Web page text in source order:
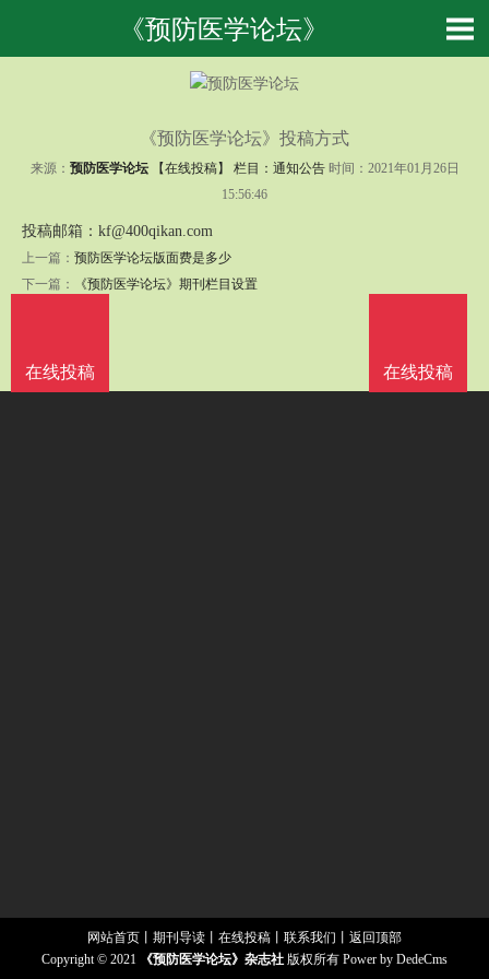
《预防医学论坛》
《预防医学论坛》投稿方式
来源： 预防医学论坛 【在线投稿】 栏目： 通知公告时间：2021年01月26日
15:56:46
投稿邮箱： kf@400qikan.com
上一篇： 预防医学论坛版面费是多少
下一篇：
《预防医学论坛》期刊栏目设置
网站首页 期刊导读 在线投稿 联系我们
返回顶部
Copyright © 2021
《预防医学论坛》杂志社 版权所有 Power by DedeCms
在线投稿
在线投稿